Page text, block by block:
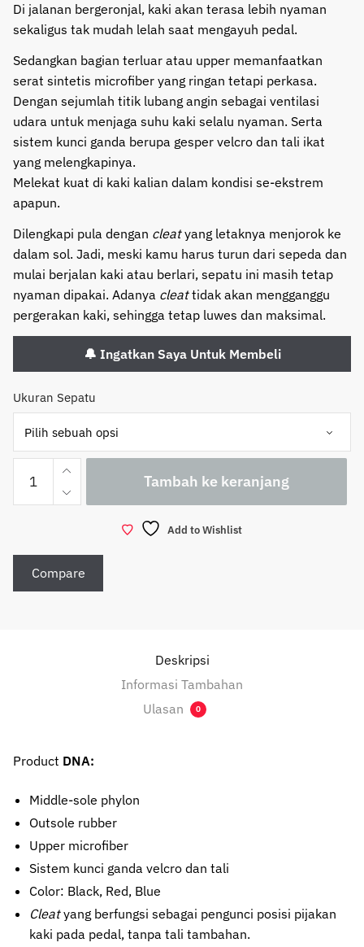
Di jalanan bergeronjal, kaki akan terasa lebih nyaman
sekaligus tak mudah lelah saat mengayuh pedal.
Sedangkan bagian terluar atau upper memanfaatkan
serat sintetis microfiber yang ringan tetapi perkasa.
Dengan sejumlah titik lubang angin sebagai ventilasi
udara untuk menjaga suhu kaki selalu nyaman. Serta
sistem kunci ganda berupa gesper velcro dan tali ikat
yang melengkapinya.
Melekat kuat di kaki kalian dalam kondisi se-ekstrem
apapun.
Dilengkapi pula dengan cleatyang letaknya menjorok ke
dalam sol. Jadi, meski kamu harus turun dari sepeda dan
mulai berjalan kaki atau berlari, sepatu ini masih tetap
nyaman dipakai. Adanya cleattidak akan mengganggu
pergerakan kaki, sehingga tetap luwes dan maksimal.
🔔 Ingatkan Saya Untuk Membeli
Ukuran Sepatu
Kuantitas
Sepatu
Avelio
Red
Tambah ke keranjang
Add to Wishlist
Compare
Deskripsi
Informasi Tambahan
Ulasan
0
Product DNA:
Middle-sole phylon
Outsole rubber
Upper microfiber
Sistem kunci ganda velcro dan tali
Color: Black, Red, Blue
Cleatyang berfungsi sebagai pengunci posisi pijakan
kaki pada pedal, tanpa tali tambahan.